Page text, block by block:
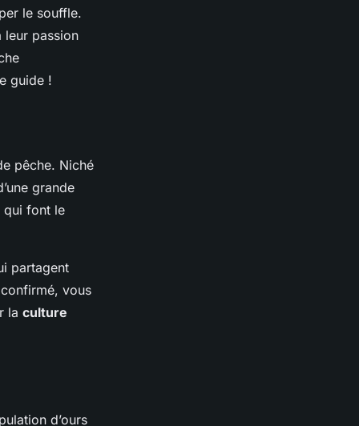
le souffle.
leur passion
guide !
pêche. Niché
grande
qui font le
partagent
vous
la culture
d’ours